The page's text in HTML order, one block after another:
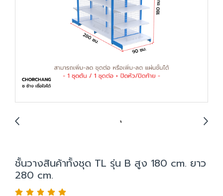
ชั้นวางสินค้าทั้งชุด TL รุ่น B สูง 180 cm. ยาว
280 cm.